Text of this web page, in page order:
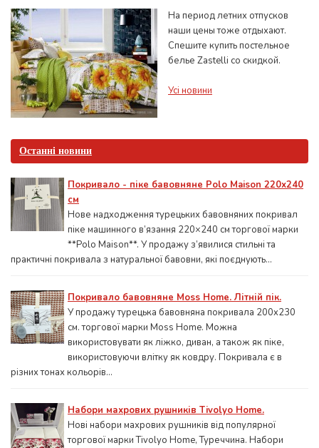
Останні новини
Покривало - піке бавовняне Polo Maison 220х240
см
Нове надходження турецьких бавовняних покривал
піке машинного в’язання 220×240 см торгової марки
**Polo Maison**. У продажу з’явилися стильні та
практичні покривала з натуральної бавовни, які поєднують...
Покривало бавовняне Moss Home. Літній пік.
У продажу турецька бавовняна покривала 200x230
см. торгової марки Moss Home. Можна
використовувати як ліжко, диван, а також як піке,
використовуючи влітку як ковдру. Покривала є в
різних тонах кольорів...
Набори махрових рушників Tivolyo Home.
Нові набори махрових рушників від популярної
торгової марки Tivolyo Home, Туреччина. Набори
На период летних отпусков
наши цены тоже отдыхают.
Спешите купить постельное
белье Zastelli со скидкой.
Усі новини